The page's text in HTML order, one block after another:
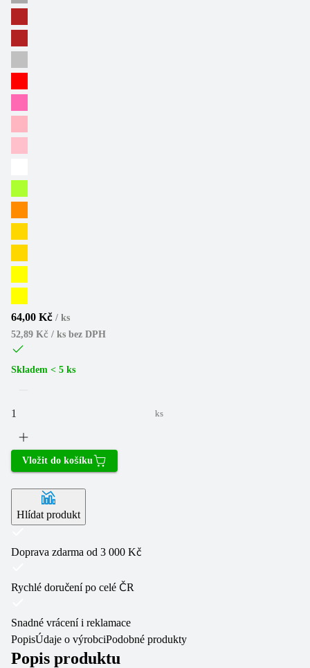
64,00 Kč / ks
52,89 Kč / ks bez DPH
Skladem < 5 ks
ks
Vložit do košíku
Hlídat produkt
Doprava zdarma od 3 000 Kč
Rychlé doručení po celé ČR
Snadné vrácení i reklamace
PopisÚdaje o výrobciPodobné produkty
Popis produktu